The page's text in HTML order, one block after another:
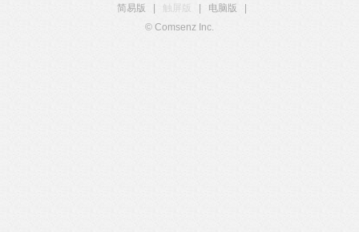
简易版
触屏版 电脑版
© Comsenz Inc.